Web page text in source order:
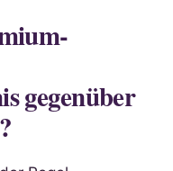
gegenüber